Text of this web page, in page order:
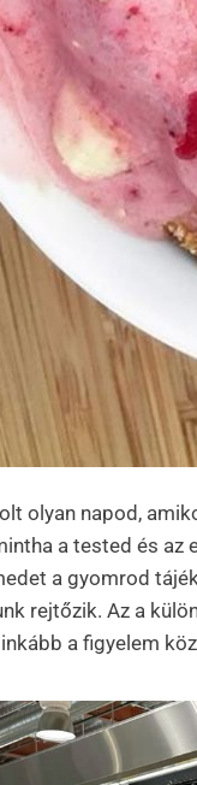
olyan napod,
a tested és
a gyomrod
rejtőzik. Az a
a figyelem